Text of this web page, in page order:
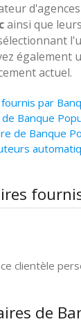
ainsi que
actuel.
par
Banque
de Banque
clientèle
de